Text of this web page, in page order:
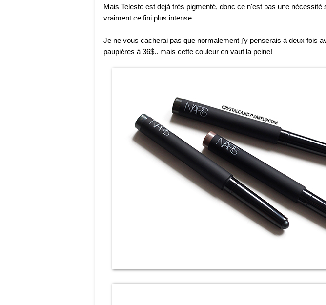
Mais Telesto est déjà très pigmenté, donc ce n'est pas une nécessité
vraiment ce fini plus intense.
Je ne vous cacherai pas que normalement j'y penserais à deux fois
paupières à 36$.. mais cette couleur en vaut la peine!